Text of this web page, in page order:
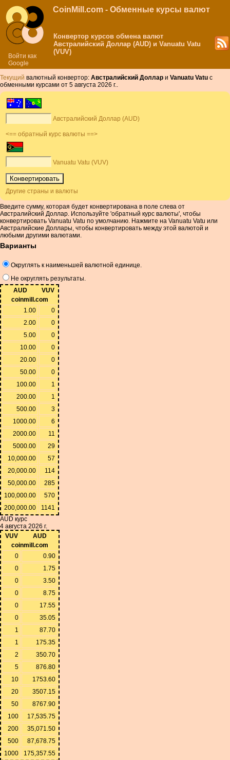
Войти как
Google
CoinMill.com - Обменные курсы валют
Конвертор курсов обмена валют
Австралийский Доллар (AUD) и Vanuatu Vatu
(VUV)
Текущий валютный конвертор: Австралийский Доллар и Vanuatu Vatu с
обменными курсами от 5 августа 2026 г..
Австралийский Доллар (AUD)
<== обратный курс валюты ==>
Vanuatu Vatu (VUV)
Другие страны и валюты
Введите сумму, которая будет конвертирована в поле слева от
Австралийский Доллар. Используйте 'обратный курс валюты', чтобы
конвертировать Vanuatu Vatu по умолчанию. Нажмите на Vanuatu Vatu или
Австралийские Доллары, чтобы конвертировать между этой валютой и
любыми другими валютами.
Варианты
Округлять к наименьшей валютной единице.
Не округлять результаты.
AUD
VUV
coinmill.com
1.00
0
2.00
0
5.00
0
10.00
0
20.00
0
50.00
0
100.00
1
200.00
1
500.00
3
1000.00
6
2000.00
11
5000.00
29
10,000.00
57
20,000.00
114
50,000.00
285
100,000.00
570
200,000.00
1141
AUD курс
4 августа 2026 г.
VUV
AUD
coinmill.com
0
0.90
0
1.75
0
3.50
0
8.75
0
17.55
0
35.05
1
87.70
1
175.35
2
350.70
5
876.80
10
1753.60
20
3507.15
50
8767.90
100
17,535.75
200
35,071.50
500
87,678.75
1000
175,357.55